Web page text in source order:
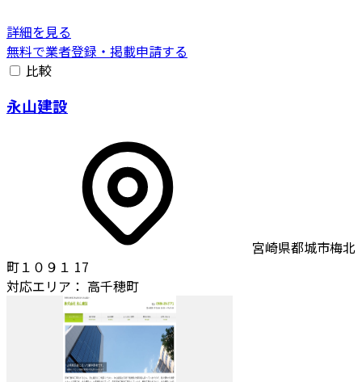
詳細を見る
無料で業者登録・掲載申請する
比較
永山建設
宮崎県都城市梅北
町１０９１ 17
対応エリア： 高千穂町